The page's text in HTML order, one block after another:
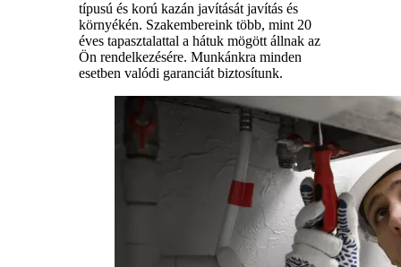
típusú és korú kazán javítását javítás és
környékén. Szakembereink több, mint 20
éves tapasztalattal a hátuk mögött állnak az
Ön rendelkezésére. Munkánkra minden
esetben valódi garanciát biztosítunk.